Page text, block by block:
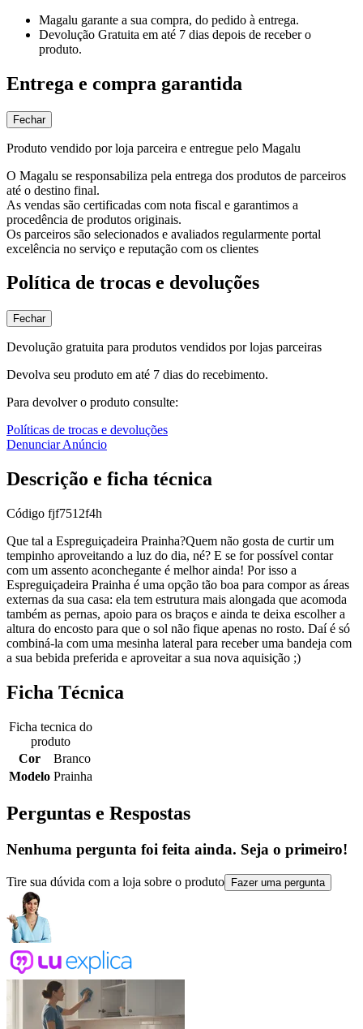
Magalu garante a sua compra, do pedido à entrega.
Devolução Gratuita em até 7 dias depois de receber o
produto.
Entrega e compra garantida
Fechar
Produto vendido por loja parceira e entregue pelo Magalu
O Magalu se responsabiliza pela entrega dos produtos de parceiros
até o destino final.
As vendas são certificadas com nota fiscal e garantimos a
procedência de produtos originais.
Os parceiros são selecionados e avaliados regularmente portal
excelência no serviço e reputação com os clientes
Política de trocas e devoluções
Fechar
Devolução gratuita para produtos vendidos por lojas parceiras
Devolva seu produto em até 7 dias do recebimento.
Para devolver o produto consulte:
Políticas de trocas e devoluções
Denunciar Anúncio
Descrição e ficha técnica
Código fjf7512f4h
Que tal a Espreguiçadeira Prainha?Quem não gosta de curtir um
tempinho aproveitando a luz do dia, né? E se for possível contar
com um assento aconchegante é melhor ainda! Por isso a
Espreguiçadeira Prainha é uma opção tão boa para compor as áreas
externas da sua casa: ela tem estrutura mais alongada que acomoda
também as pernas, apoio para os braços e ainda te deixa escolher a
altura do encosto para que o sol não fique apenas no rosto. Daí é só
combiná-la com uma mesinha lateral para receber uma bandeja com
a sua bebida preferida e aproveitar a sua nova aquisição ;)
Ficha Técnica
Ficha tecnica do
produto
Cor
Branco
Modelo Prainha
Perguntas e Respostas
Nenhuma pergunta foi feita ainda. Seja o primeiro!
Tire sua dúvida com a loja sobre o produto Fazer uma pergunta